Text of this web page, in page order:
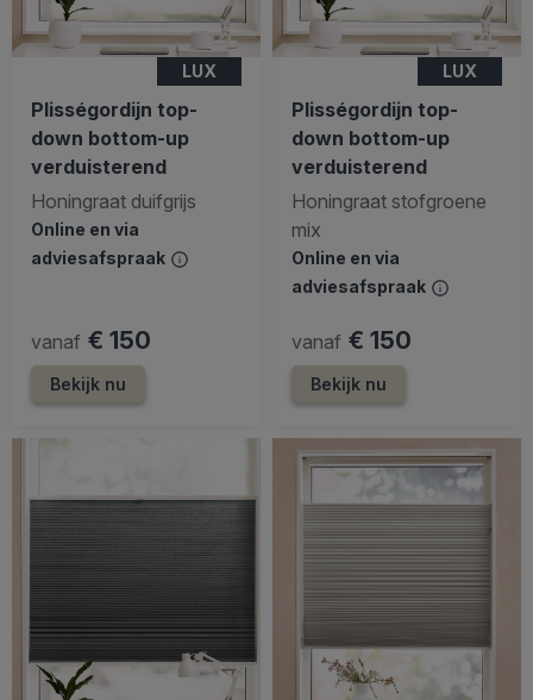
LUX
Plisségordijn top-
down bottom-up
verduisterend
Honingraat duifgrijs
Online en via
adviesafspraak
vanaf € 150
Bekijk nu
LUX
Plisségordijn top-
down bottom-up
verduisterend
Honingraat stofgroene
mix
Online en via
adviesafspraak
vanaf € 150
Bekijk nu